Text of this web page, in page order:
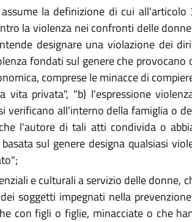
la definizione di cui
la violenza nei confronti delle
designare una violazione dei
fondati sul genere che
comprese le minacce di
vita privata", "b) l'espressione
verificano all'interno della famiglia o
l'autore di tali atti condivida o
sul genere designa qualsiasi
e culturali a servizio delle donne,
soggetti impegnati nella
con figli o figlie, minacciate o che